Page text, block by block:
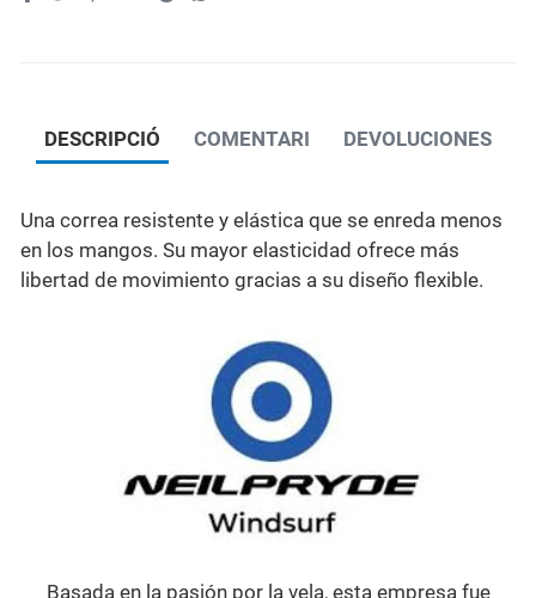
DESCRIPCIÓ COMENTARI DEVOLUCIONES
Una correa resistente y elástica que se enreda menos
en los mangos. Su mayor elasticidad ofrece más
libertad de movimiento gracias a su diseño flexible.
Basada en la pasión por la vela, esta empresa fue